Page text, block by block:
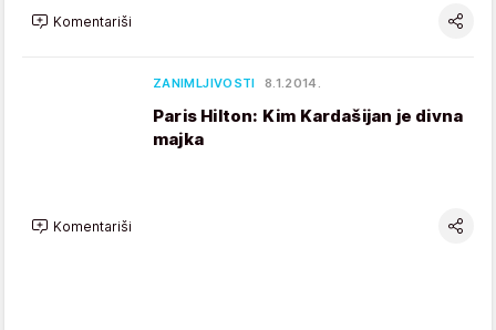
Komentariši
ZANIMLJIVOSTI 8.1.2014.
Paris Hilton: Kim Kardašijan je divna
majka
Komentariši